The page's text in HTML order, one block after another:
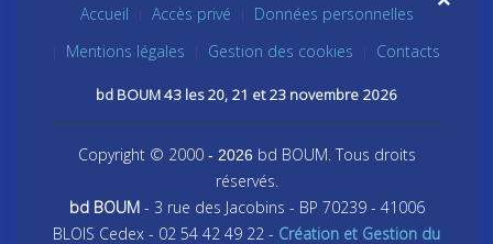
Accueil Accès privé
Données personnelles
Mentions légales
Gestion des cookies Contacts
bd BOUM 43 les 20, 21 et 23 novembre 2026
Copyright © 2000- 2026 bd BOUM. Tous droits
réservés.
bd BOUM- 3 rue des Jacobins - BP 70239 - 41006
BLOIS Cedex - 02 54 42 49 22 - Création et Gestion du